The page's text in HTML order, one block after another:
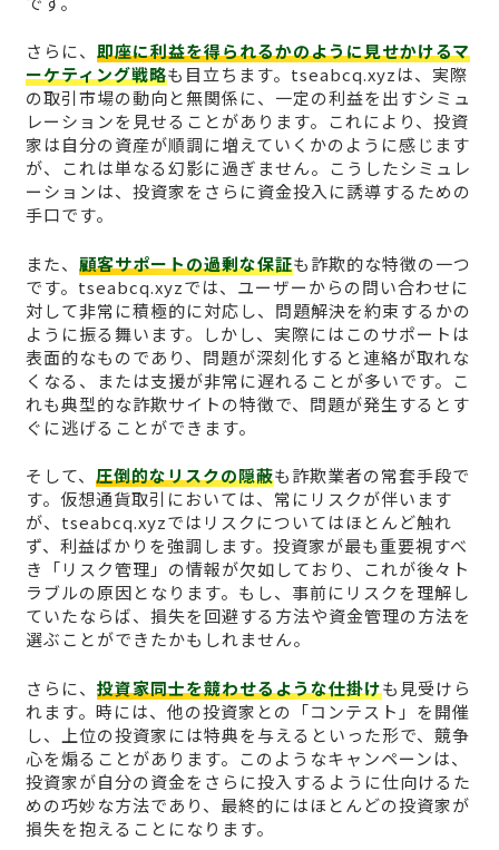
さらに、 即座に利益を得られるかのように見せかけるマ
ーケティング戦略も目立ちます。tseabcq.xyzは、実際
の取引市場の動向と無関係に、一定の利益を出すシミュ
レーションを見せることがあります。これにより、投資
家は自分の資産が順調に増えていくかのように感じます
が、これは単なる幻影に過ぎません。こうしたシミュレ
ーションは、投資家をさらに資金投入に誘導するための
手口です。
また、 顧客サポートの過剰な保証も詐欺的な特徴の一つ
です。tseabcq.xyzでは、ユーザーからの問い合わせに
対して非常に積極的に対応し、問題解決を約束するかの
ように振る舞います。しかし、実際にはこのサポートは
表面的なものであり、問題が深刻化すると連絡が取れな
くなる、または支援が非常に遅れることが多いです。こ
れも典型的な詐欺サイトの特徴で、問題が発生するとす
ぐに逃げることができます。
そして、 圧倒的なリスクの隠蔽も詐欺業者の常套手段で
す。仮想通貨取引においては、常にリスクが伴います
が、tseabcq.xyzではリスクについてはほとんど触れ
ず、利益ばかりを強調します。投資家が最も重要視すべ
き「リスク管理」の情報が欠如しており、これが後々ト
ラブルの原因となります。もし、事前にリスクを理解し
ていたならば、損失を回避する方法や資金管理の方法を
選ぶことができたかもしれません。
さらに、 投資家同士を競わせるような仕掛けも見受けら
れます。時には、他の投資家との「コンテスト」を開催
し、上位の投資家には特典を与えるといった形で、競争
心を煽ることがあります。このようなキャンペーンは、
投資家が自分の資金をさらに投入するように仕向けるた
めの巧妙な方法であり、最終的にはほとんどの投資家が
損失を抱えることになります。